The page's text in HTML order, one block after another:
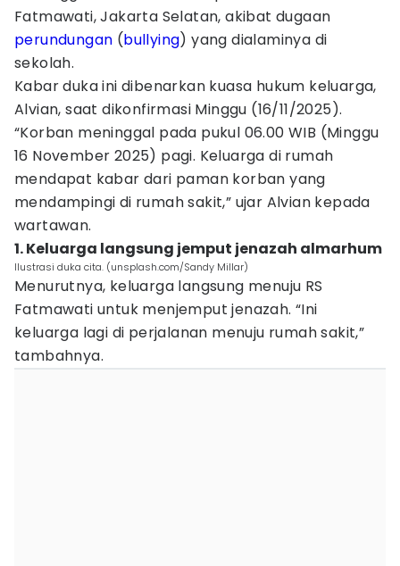
Fatmawati, Jakarta Selatan, akibat dugaan
perundungan (bullying) yang dialaminya di
sekolah.
Kabar duka ini dibenarkan kuasa hukum keluarga,
Alvian, saat dikonfirmasi Minggu (16/11/2025).
“Korban meninggal pada pukul 06.00 WIB (Minggu
16 November 2025) pagi. Keluarga di rumah
mendapat kabar dari paman korban yang
mendampingi di rumah sakit,” ujar Alvian kepada
wartawan.
1. Keluarga langsung jemput jenazah almarhum
Ilustrasi duka cita. (unsplash.com/Sandy Millar)
Menurutnya, keluarga langsung menuju RS
Fatmawati untuk menjemput jenazah. “Ini
keluarga lagi di perjalanan menuju rumah sakit,”
tambahnya.